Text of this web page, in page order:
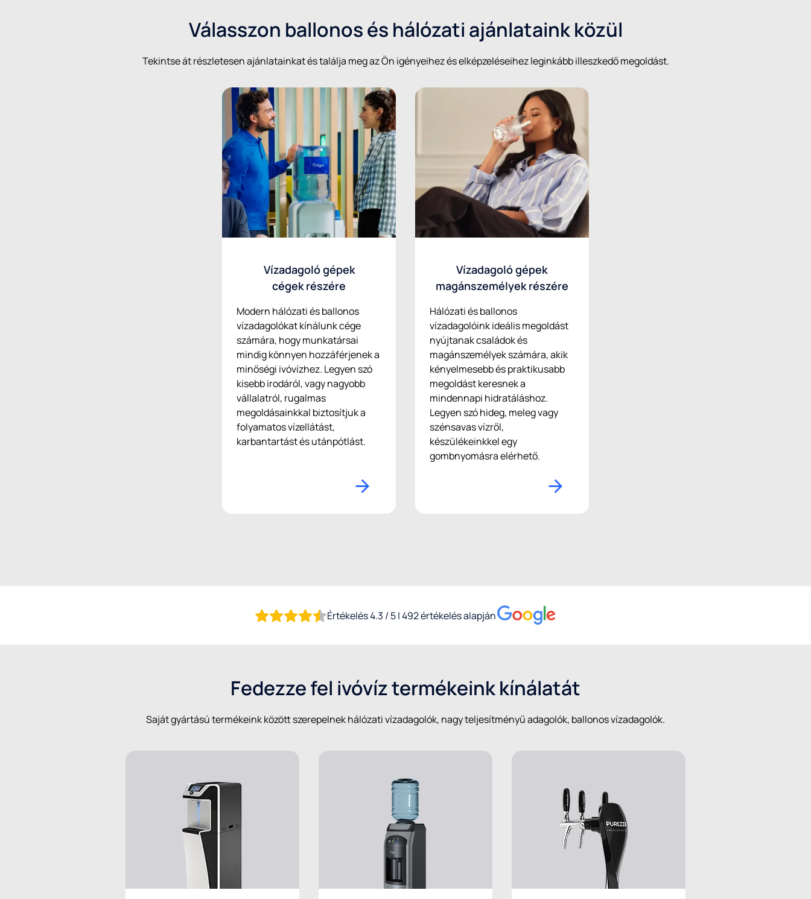
Válasszon ballonos és hálózati ajánlataink közül
Tekintse át részletesen ajánlatainkat és találja meg az Ön igényeihez és elképzeléseihez leginkább illeszkedő megoldást.
Vízadagoló gépek
cégek részére
Modern hálózati és ballonos
vízadagolókat kínálunk cége
számára, hogy munkatársai
mindig könnyen hozzáférjenek a
minőségi ivóvízhez. Legyen szó
kisebb irodáról, vagy nagyobb
vállalatról, rugalmas
megoldásainkkal biztosítjuk a
folyamatos vízellátást,
karbantartást és utánpótlást.
Vízadagoló gépek
magánszemélyek részére
Hálózati és ballonos
vízadagolóink ideális megoldást
nyújtanak családok és
magánszemélyek számára, akik
kényelmesebb és praktikusabb
megoldást keresnek a
mindennapi hidratáláshoz.
Legyen szó hideg, meleg vagy
szénsavas vízről,
készülékeinkkel egy
gombnyomásra elérhető.
Értékelés 4.3 / 5 | 492 értékelés alapján
Fedezze fel ivóvíz termékeink kínálatát
Saját gyártású termékeink között szerepelnek hálózati vízadagolók, nagy teljesítményű adagolók, ballonos vízadagolók.